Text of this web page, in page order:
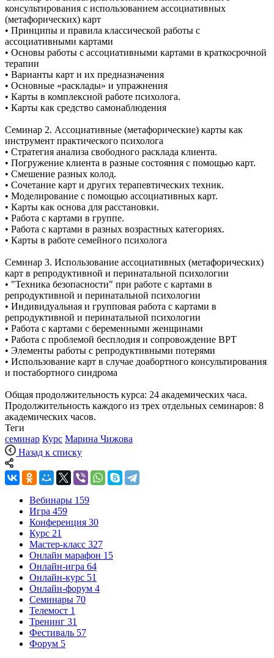
консультирования с использованием ассоциативных
(метафорических) карт
• Принципы и правила классической работы с
ассоциативными картами
• Основы работы с ассоциативными картами в краткосрочной
терапии
• Варианты карт и их предназначения
• Основные «расклады» и упражнения
• Карты в комплексной работе психолога.
• Карты как средство самонаблюдения
Семинар 2. Ассоциативные (метафорические) карты как
инструмент практического психолога
• Стратегия анализа свободного расклада клиента.
• Погружение клиента в разные состояния с помощью карт.
• Смешение разных колод.
• Сочетание карт и других терапевтических техник.
• Моделирование с помощью ассоциативных карт.
• Карты как основа для расстановки.
• Работа с картами в группе.
• Работа с картами в разных возрастных категориях.
• Карты в работе семейного психолога
Семинар 3. Использование ассоциативных (метафорических)
карт в репродуктивной и перинатальной психологии
• "Техника безопасности" при работе с картами в
репродуктивной и перинатальной психологии
• Индивидуальная и групповая работа с картами в
репродуктивной и перинатальной психологии
• Работа с картами с беременными женщинами
• Работа с проблемой бесплодия и сопровождение ВРТ
• Элементы работы с репродуктивными потерями
• Использование карт в случае доабортного консультирования
и постабортного синдрома
Общая продолжительность курса: 24 академических часа.
Продолжительность каждого из трех отдельных семинаров: 8
академических часов.
Теги
семинар Курс Марина Чижова
Назад к списку
Вебинары 159
Игра 459
Конференция 30
Курс 21
Мастер-класс 327
Онлайн марафон 15
Онлайн-игра 64
Онлайн-курс 51
Онлайн-форум 4
Семинары 70
Телемост 1
Тренинг 31
Фестиваль 57
Форум 5